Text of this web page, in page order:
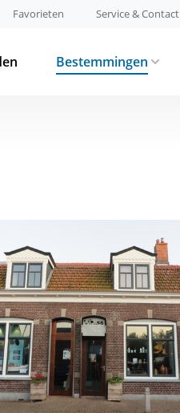
Favorieten Service & Contact
Bestemmingen